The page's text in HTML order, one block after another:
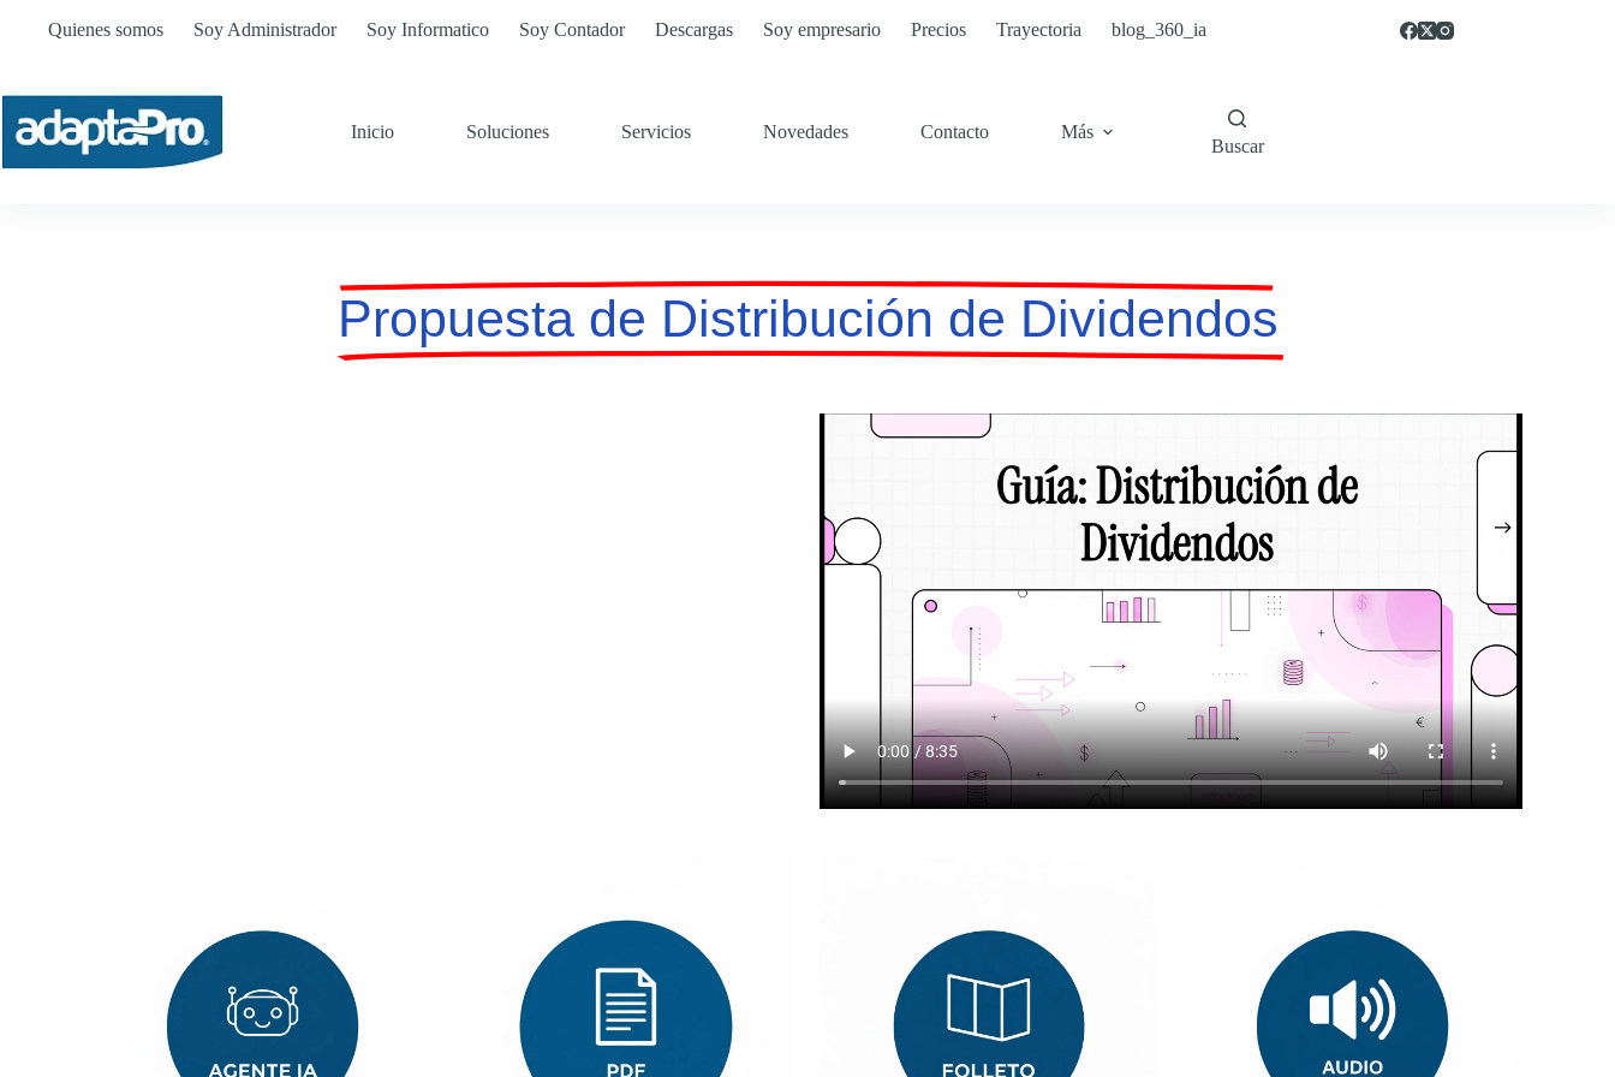
Quienes somos Soy Administrador Soy Informatico Soy Contador Descargas Soy empresario Precios Trayectoria blog_360_ia
Inicio Soluciones Servicios Novedades Contacto Más
Buscar
Propuesta de Distribución de Dividendos